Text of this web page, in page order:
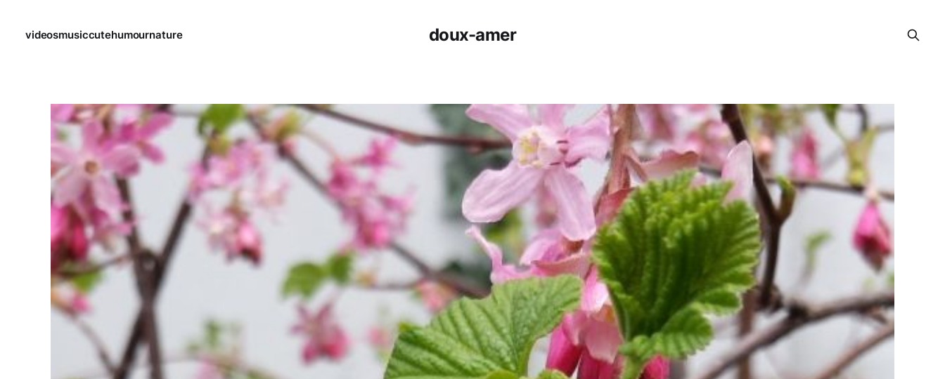
doux-amer
videosmusiccutehumournature